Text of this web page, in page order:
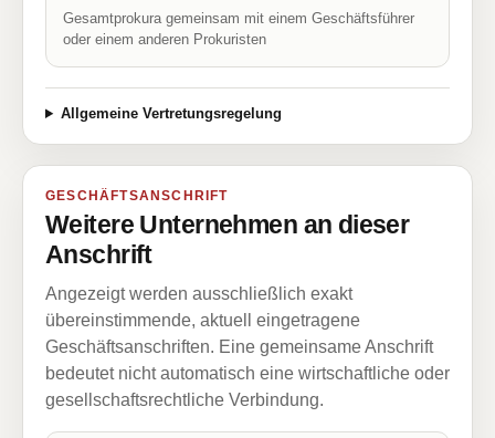
Gesamtprokura gemeinsam mit einem Geschäftsführer
oder einem anderen Prokuristen
Allgemeine Vertretungsregelung
GESCHÄFTSANSCHRIFT
Weitere Unternehmen an dieser
Anschrift
Angezeigt werden ausschließlich exakt
übereinstimmende, aktuell eingetragene
Geschäftsanschriften. Eine gemeinsame Anschrift
bedeutet nicht automatisch eine wirtschaftliche oder
gesellschaftsrechtliche Verbindung.